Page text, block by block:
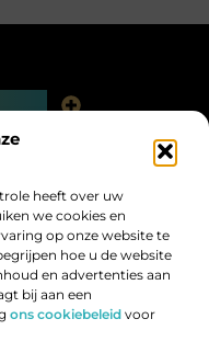
heeft over uw
we cookies en
op onze website te
hoe u de website
en advertenties aan
bij aan een
ons cookiebeleid voor
praat mee!